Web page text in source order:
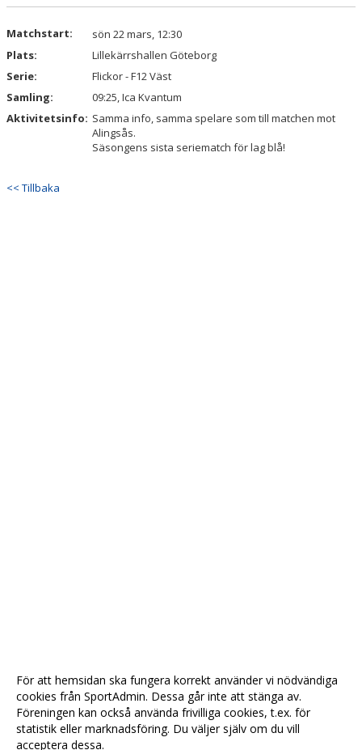
KALENDER
VÅRA LAG & LEDARE
MATCHER
Matchstart:
sön 22 mars, 12:30
Plats:
Lillekärrshallen Göteborg
Serie:
Flickor - F12 Väst
Samling:
09:25, Ica Kvantum
Aktivitetsinfo: Samma info, samma spelare som till matchen mot
Alingsås.
Säsongens sista seriematch för lag blå!
<< Tillbaka
För att hemsidan ska fungera korrekt använder vi nödvändiga
cookies från SportAdmin. Dessa går inte att stänga av.
Föreningen kan också använda frivilliga cookies, t.ex. för
statistik eller marknadsföring. Du väljer själv om du vill
acceptera dessa.